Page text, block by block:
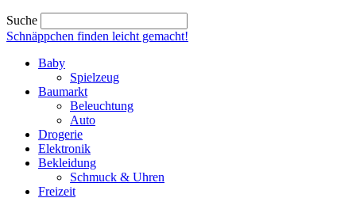
Suche
Schnäppchen finden leicht gemacht!
Baby
Spielzeug
Baumarkt
Beleuchtung
Auto
Drogerie
Elektronik
Bekleidung
Schmuck & Uhren
Freizeit